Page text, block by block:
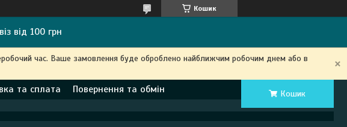
Кошик
від 100 грн
час. Ваше замовлення буде оброблено найближчим робочим днем ​​або в
та сплата Повернення та обмін Кошик